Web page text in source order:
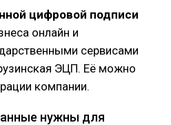
цифровой подписи
онлайн и
сервисами
ЭЦП. Её можно
компании.
нужны для